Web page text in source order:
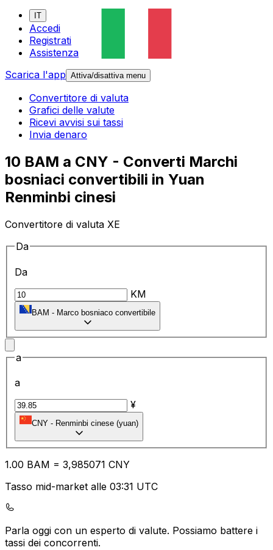
IT
Accedi
Registrati
Assistenza
Scarica l'app Attiva/disattiva menu
Convertitore di valuta
Grafici delle valute
Ricevi avvisi sui tassi
Invia denaro
10 BAM a CNY - Converti Marchi
bosniaci convertibili in Yuan
Renminbi cinesi
Convertitore di valuta XE
Da
Da
KM
BAM - Marco bosniaco convertibile
a
a
¥
CNY - Renminbi cinese (yuan)
1.00 BAM = 3,985071 CNY
Tasso mid-market alle 03:31 UTC
Parla oggi con un esperto di valute. Possiamo battere i
tassi dei concorrenti.